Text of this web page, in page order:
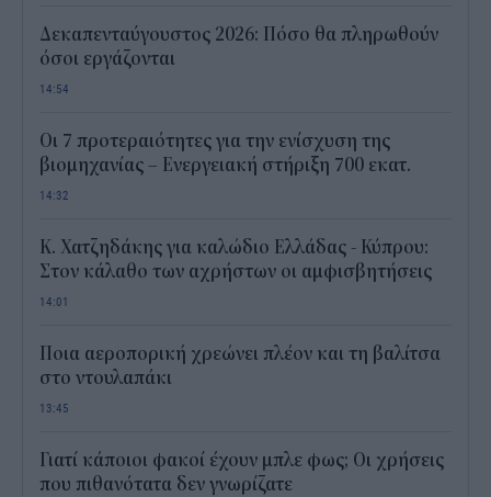
Δεκαπενταύγουστος 2026: Πόσο θα πληρωθούν
όσοι εργάζονται
14:54
Οι 7 προτεραιότητες για την ενίσχυση της
βιομηχανίας – Ενεργειακή στήριξη 700 εκατ.
14:32
Κ. Χατζηδάκης για καλώδιο Ελλάδας - Κύπρου:
Στον κάλαθο των αχρήστων οι αμφισβητήσεις
14:01
Ποια αεροπορική χρεώνει πλέον και τη βαλίτσα
στο ντουλαπάκι
13:45
Γιατί κάποιοι φακοί έχουν μπλε φως; Οι χρήσεις
που πιθανότατα δεν γνωρίζατε